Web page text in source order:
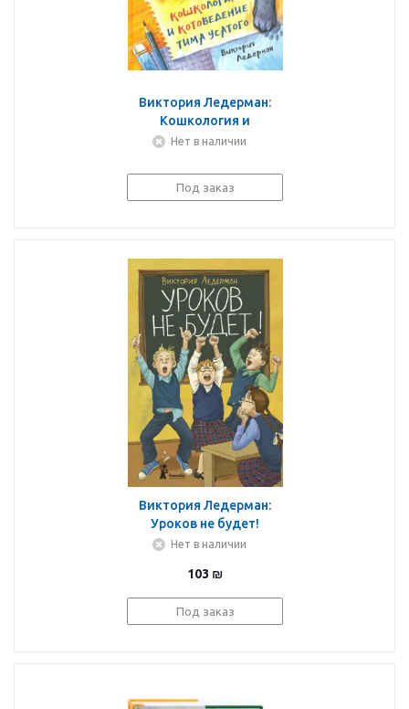
Виктория Ледерман:
Кошкология и
котоведение Тима
Нет в наличии
Под заказ
Виктория Ледерман:
Уроков не будет!
Нет в наличии
103 ₪
Под заказ